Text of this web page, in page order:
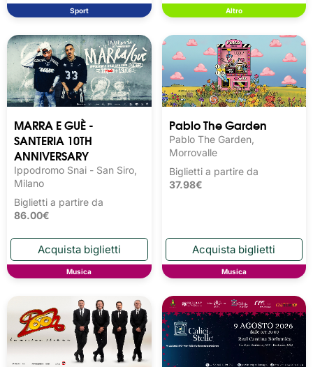
Sport Altro
MARRA E GUÈ -
SANTERIA 10TH
ANNIVERSARY
Ippodromo Snai - San Siro,
Milano
Biglietti a partire da
86.00€
Musica
Pablo The Garden
Pablo The Garden,
Morrovalle
Biglietti a partire da
37.98€
Musica